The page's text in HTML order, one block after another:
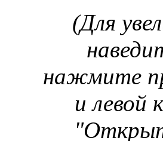
(Для
нажмите
и левой